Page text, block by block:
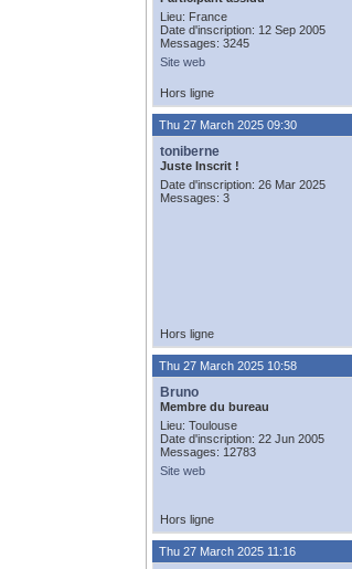
Lieu: France
Date d'inscription: 12 Sep 2005
Messages: 3245
Site web
Hors ligne
Thu 27 March 2025 09:30
toniberne
Juste Inscrit !
Date d'inscription: 26 Mar 2025
Messages: 3
Hors ligne
Thu 27 March 2025 10:58
Bruno
Membre du bureau
Lieu: Toulouse
Date d'inscription: 22 Jun 2005
Messages: 12783
Site web
Hors ligne
Thu 27 March 2025 11:16